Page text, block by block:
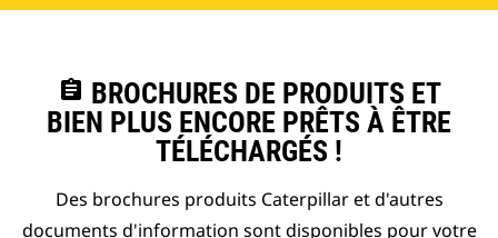
assignment BROCHURES DE PRODUITS ET
BIEN PLUS ENCORE PRÊTS À ÊTRE
TÉLÉCHARGÉS !
Des brochures produits Caterpillar et d'autres
documents d'information sont disponibles pour votre